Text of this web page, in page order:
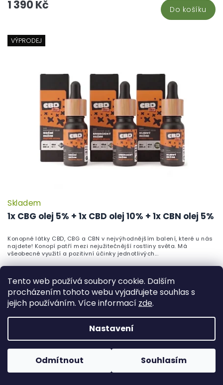
Tento web používá soubory cookie. Dalším
procházením tohoto webu vyjadřujete souhlas s
jejich používáním. Více informací zde.
Nastavení
Odmítnout Souhlasím
1 390 Kč Do košíku
VÝPRODEJ
1x CBG olej 5% + 1x CBD olej 10% + 1x CBN olej 5%
Skladem
1 490 Kč
Měrná
cena:
496,67 Kč / 1 ks
Do košíku
Konopné látky CBD, CBG a CBN v nejvýhodnějším balení, které u nás
najdete! Konopí patří mezi nejužitečnější rostliny světa. Má
všeobecné využití a pozitivní účinky jednotlivých...
NOVINKA